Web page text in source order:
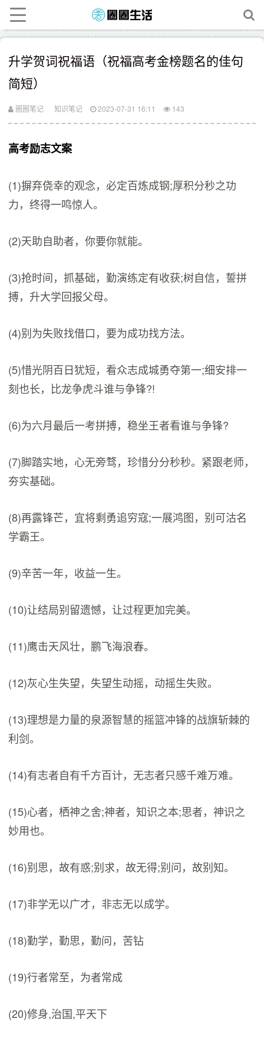
升学贺词祝福语（祝福高考金榜题名的佳句
简短）
圈圈笔记 知识笔记 2023-07-31 16:11 143
高考励志文案
(1)摒弃侥幸的观念，必定百炼成钢;厚积分秒之功
力，终得一鸣惊人。
(2)天助自助者，你要你就能。
(3)抢时间，抓基础，勤演练定有收获;树自信，誓拼
搏，升大学回报父母。
(4)别为失败找借口，要为成功找方法。
(5)惜光阴百日犹短，看众志成城勇夺第一;细安排一
刻也长，比龙争虎斗谁与争锋?!
(6)为六月最后一考拼搏，稳坐王者看谁与争锋?
(7)脚踏实地，心无旁骛，珍惜分分秒秒。紧跟老师，
夯实基础。
(8)再露锋芒，宜将剩勇追穷寇;一展鸿图，别可沽名
学霸王。
(9)辛苦一年，收益一生。
(10)让结局别留遗憾，让过程更加完美。
(11)鹰击天风壮，鹏飞海浪春。
(12)灰心生失望，失望生动摇，动摇生失败。
(13)理想是力量的泉源智慧的摇篮冲锋的战旗斩棘的
利剑。
(14)有志者自有千方百计，无志者只感千难万难。
(15)心者，栖神之舍;神者，知识之本;思者，神识之
妙用也。
(16)别思，故有惑;别求，故无得;别问，故别知。
(17)非学无以广才，非志无以成学。
(18)勤学，勤思，勤问，苦钻
(19)行者常至，为者常成
(20)修身,治国,平天下